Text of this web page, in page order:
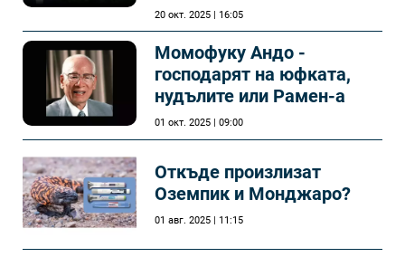
20 окт. 2025 | 16:05
Момофуку Андо -
господарят на юфката,
нудълите или Рамен-а
01 окт. 2025 | 09:00
Откъде произлизат
Оземпик и Монджаро?
01 авг. 2025 | 11:15